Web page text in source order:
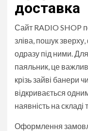
доставка
Сайт RADIO SHOP
зліва, пошук
одразу під ними.
паяльник, це
крізь зайві банери
відкривається
наявність на
Оформлення